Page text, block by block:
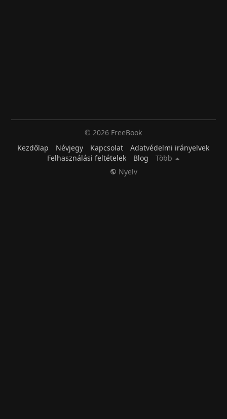
© 2026 FreeBook
Kezdőlap
Névjegy Kapcsolat
Adatvédelmi irányelvek
Felhasználási feltételek
Blog
Több
Nyelv